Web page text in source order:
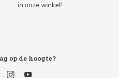
in onze winkel!
op de hoogte?